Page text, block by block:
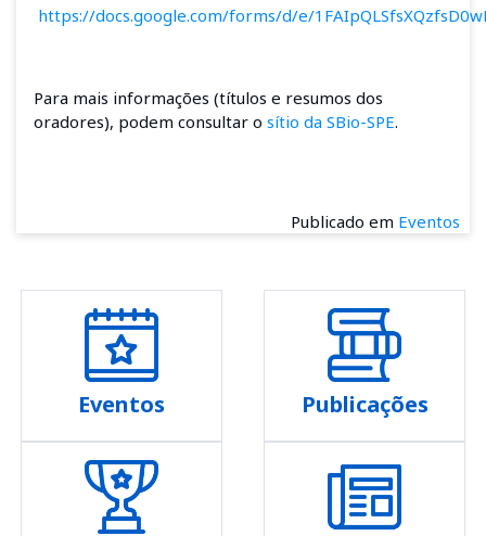
https://docs.google.com/forms/d/e/
Para mais informações (títulos e resumos dos
oradores), podem consultar o sítio da SBio-SPE.
Publicado em Eventos
Eventos Publicações